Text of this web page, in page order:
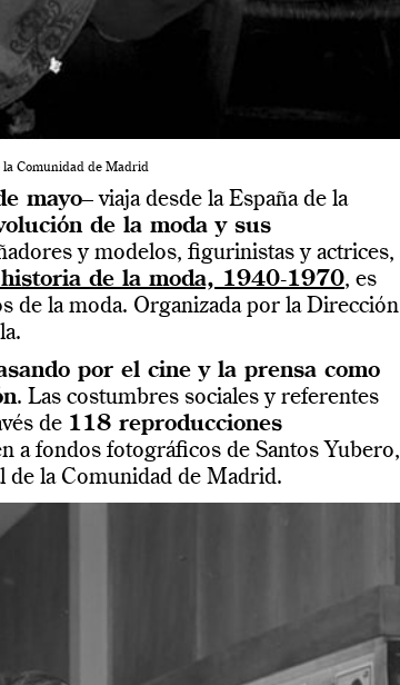
la Comunidad de Madrid
mayo– viaja desde la España de la
de la moda y sus
y modelos, figurinistas y actrices,
de la moda, 1940-1970, es
de la moda. Organizada por la Dirección
por el cine y la prensa como
. Las costumbres sociales y referentes
de 118 reproducciones
a fondos fotográficos de Santos Yubero,
la Comunidad de Madrid.